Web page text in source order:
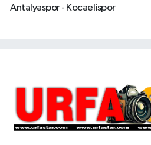
Antalyaspor - Kocaelispor